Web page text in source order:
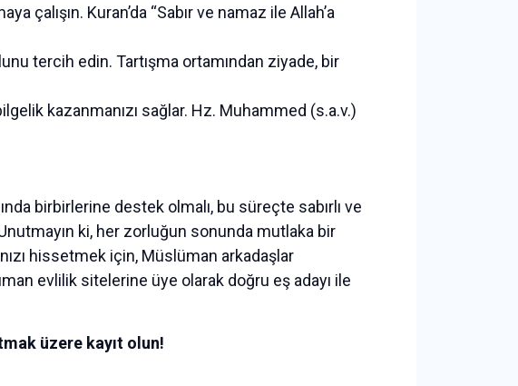
çalışın. Kuran’da “Sabır ve namaz ile Allah’a
tercih edin. Tartışma ortamından ziyade, bir
kazanmanızı sağlar. Hz. Muhammed (s.a.v.)
birbirlerine destek olmalı, bu süreçte sabırlı ve
Unutmayın ki, her zorluğun sonunda mutlaka bir
hissetmek için, Müslüman arkadaşlar
evlilik sitelerine üye olarak doğru eş adayı ile
üzere kayıt olun!